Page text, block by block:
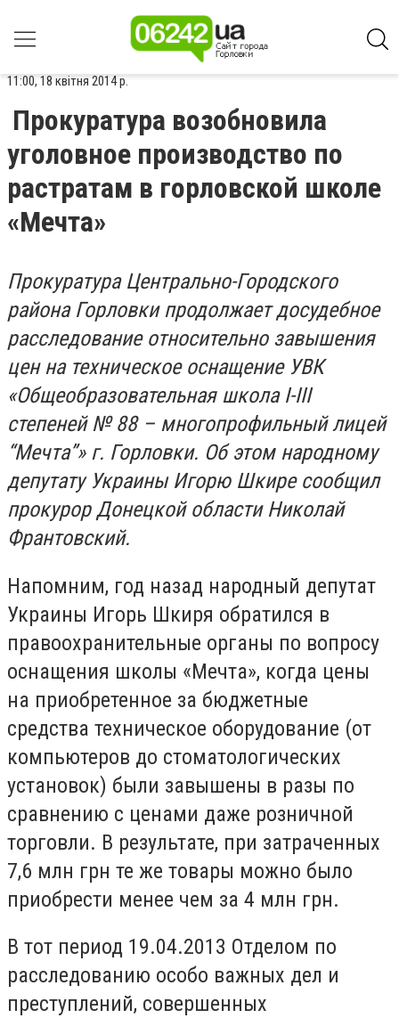
11:00, 18 квітня 2014 р.
Прокуратура возобновила
уголовное производство по
растратам в горловской школе
«Мечта»
Прокуратура Центрально-Городского
района Горловки продолжает досудебное
расследование относительно завышения
цен на техническое оснащение УВК
«Общеобразовательная школа I-III
степеней № 88 – многопрофильный лицей
“Мечта”» г. Горловки. Об этом народному
депутату Украины Игорю Шкире сообщил
прокурор Донецкой области Николай
Франтовский.
Напомним, год назад народный депутат
Украины Игорь Шкиря обратился в
правоохранительные органы по вопросу
оснащения школы «Мечта», когда цены
на приобретенное за бюджетные
средства техническое оборудование (от
компьютеров до стоматологических
установок) были завышены в разы по
сравнению с ценами даже розничной
торговли. В результате, при затраченных
7,6 млн грн те же товары можно было
приобрести менее чем за 4 млн грн.
В тот период 19.04.2013 Отделом по
расследованию особо важных дел и
преступлений, совершенных